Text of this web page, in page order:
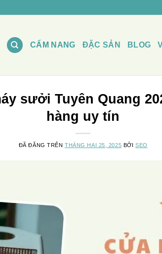
CẨM NANG ĐẶC SẢN BLOG
sưởi Tuyên Quang
hàng uy tín
ĐÃ ĐĂNG TRÊNTHÁNG HAI 25, 2025 BỞI SEO